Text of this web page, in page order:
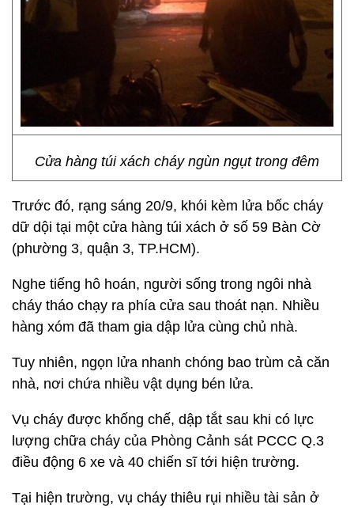
Cửa hàng túi xách cháy ngùn ngụt trong đêm
Trước đó, rạng sáng 20/9, khói kèm lửa bốc cháy
dữ dội tại một cửa hàng túi xách ở số 59 Bàn Cờ
(phường 3, quận 3, TP.HCM).
Nghe tiếng hô hoán, người sống trong ngôi nhà
cháy tháo chạy ra phía cửa sau thoát nạn. Nhiều
hàng xóm đã tham gia dập lửa cùng chủ nhà.
Tuy nhiên, ngọn lửa nhanh chóng bao trùm cả căn
nhà, nơi chứa nhiều vật dụng bén lửa.
Vụ cháy được khống chế, dập tắt sau khi có lực
lượng chữa cháy của Phòng Cảnh sát PCCC Q.3
điều động 6 xe và 40 chiến sĩ tới hiện trường.
Tại hiện trường, vụ cháy thiêu rụi nhiều tài sản ở